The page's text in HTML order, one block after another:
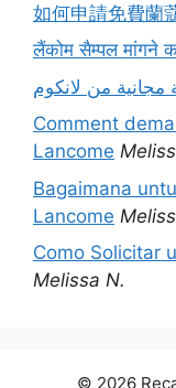
如何申請免費蘭
लैंकोम सैम्पल मांगने
من لانكوم
Comment
Lancome
Bagaimana
Lancome
Como Solicitar
Melissa N.
© 2026